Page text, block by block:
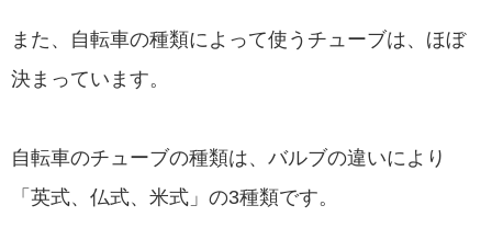
また、自転車の種類によって使うチューブは、ほぼ
決まっています。
自転車のチューブの種類は、バルブの違いにより
「英式、仏式、米式」の3種類です。